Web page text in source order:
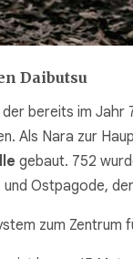
Daibutsu
bereits im Jahr
Als Nara zur
gebaut. 752
Ostpagode,
zum